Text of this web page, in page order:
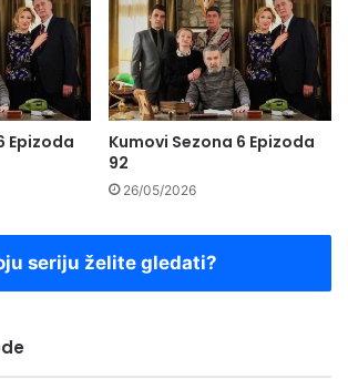
Epizoda
Kumovi Sezona 6 Epizoda
92
26/05/2026
seriju želite gledati?